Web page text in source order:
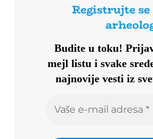
Registrujte se
Budite u toku!
mejl listu i svake
najnovije vesti iz